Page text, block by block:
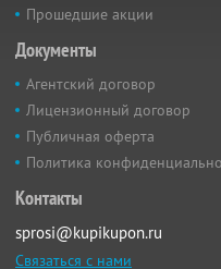
Прошедшие акции
Документы
Агентский договор
Лицензионный договор
Публичная оферта
Политика
Контакты
sprosi@kupikupon.ru
Связаться с нами